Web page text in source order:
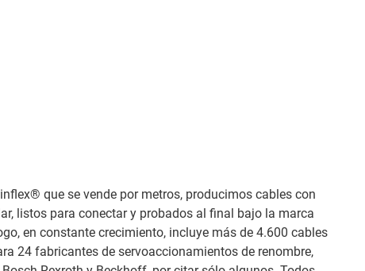
que se vende por metros, producimos cables con
listos para conectar y probados al final bajo la marca
en constante crecimiento, incluye más de 4.600 cables
24 fabricantes de servoaccionamientos de renombre,